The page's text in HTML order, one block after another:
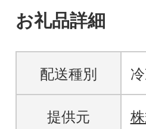
お礼品詳細
配送種別
提供元